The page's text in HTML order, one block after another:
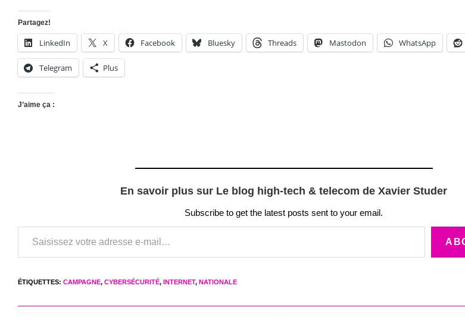
Partagez!
LinkedIn X Facebook Bluesky Threads Mastodon WhatsApp
Telegram Plus
J’aime ça :
En savoir plus sur Le blog high-tech & telecom de Xavier Studer
Subscribe to get the latest posts sent to your email.
Saisissez votre adresse e-mail…
ÉTIQUETTES: CAMPAGNE, CYBERSÉCURITÉ, INTERNET, NATIONALE